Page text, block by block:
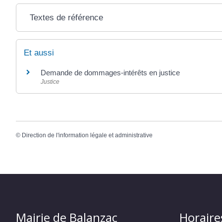
Textes de référence
Et aussi
Demande de dommages-intérêts en justice
Justice
© Direction de l'information légale et administrative
Mairie de Balanzac